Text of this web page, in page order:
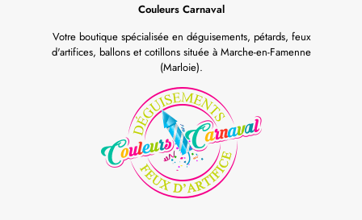
Couleurs Carnaval
Votre boutique spécialisée en déguisements, pétards, feux
d'artifices, ballons et cotillons située à Marche-en-Famenne
(Marloie).